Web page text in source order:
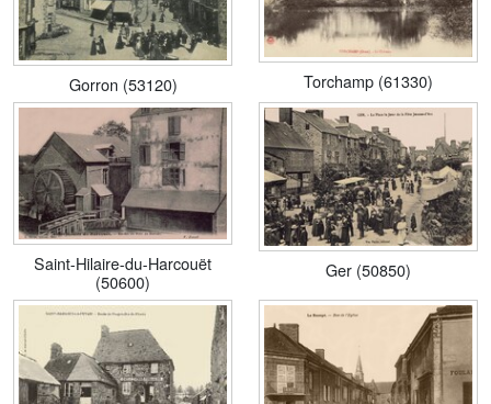
Gorron (53120) Torchamp (61330)
Saint-Hilaire-du-Harcouët
(50600)
Ger (50850)